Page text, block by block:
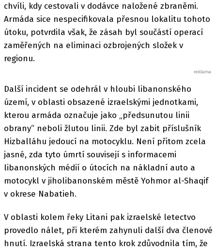
chvíli, kdy cestovali v dodávce naložené zbraněmi.
Armáda sice nespecifikovala přesnou lokalitu tohoto
útoku, potvrdila však, že zásah byl součástí operací
zaměřených na eliminaci ozbrojených složek v
regionu.
Další incident se odehrál v hloubi libanonského
území, v oblasti obsazené izraelskými jednotkami,
kterou armáda označuje jako „předsunutou linii
obrany“ neboli žlutou linii. Zde byl zabit příslušník
Hizballáhu jedoucí na motocyklu. Není přitom zcela
jasné, zda tyto úmrtí souvisejí s informacemi
libanonských médií o útocích na nákladní auto a
motocykl v jiholibanonském městě Yohmor al-Shaqif
v okrese Nabatieh.
V oblasti kolem řeky Litani pak izraelské letectvo
provedlo nálet, při kterém zahynuli další dva členové
hnutí. Izraelská strana tento krok zdůvodnila tím, že